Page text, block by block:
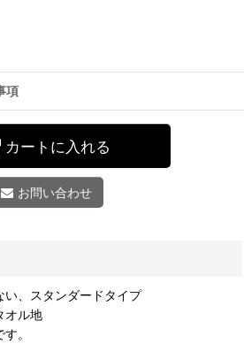
項
カートに入れる
お問い合わせ
い、スタンダードタイプ
オル地
。